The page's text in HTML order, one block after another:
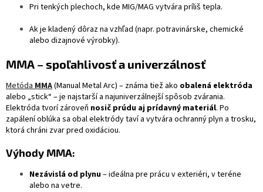
Pri tenkých plechoch, kde MIG/MAG vytvára príliš tepla.
Ak je kladený dôraz na vzhľad (napr. potravinárske, chemické
alebo dizajnové výrobky).
MMA – spoľahlivosť a univerzálnosť
Metóda MMA(Manual Metal Arc) – známa tiež ako obalená elektróda
alebo „stick“ – je najstarší a najuniverzálnejší spôsob zvárania.
Elektróda tvorí zároveň nosič prúdu aj prídavný materiál. Po
zapálení oblúka sa obal elektródy taví a vytvára ochranný plyn a trosku,
ktorá chráni zvar pred oxidáciou.
Výhody MMA:
Nezávislá od plynu– ideálna pre prácu v exteriéri, v teréne
alebo na vetre.